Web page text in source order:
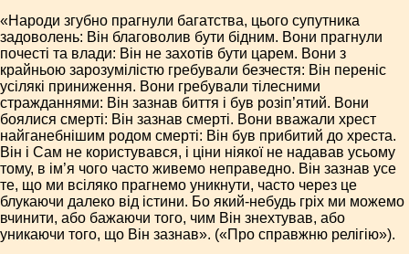
«Народи згубно прагнули багатства, цього супутника
задоволень: Він благоволив бути бідним. Вони прагнули
почесті та влади: Він не захотів бути царем. Вони з
крайньою зарозумілістю гребували безчестя: Він переніс
усілякі приниження. Вони гребували тілесними
стражданнями: Він зазнав биття і був розіп’ятий. Вони
боялися смерті: Він зазнав смерті. Вони вважали хрест
найганебнішим родом смерті: Він був прибитий до хреста.
Він і Сам не користувався, і ціни ніякої не надавав усьому
тому, в ім’я чого часто живемо неправедно. Він зазнав усе
те, що ми всіляко прагнемо уникнути, часто через це
блукаючи далеко від істини. Бо який-небудь гріх ми можемо
вчинити, або бажаючи того, чим Він знехтував, або
уникаючи того, що Він зазнав». («Про справжню релігію»).